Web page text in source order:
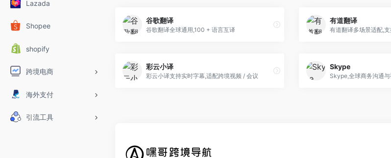
Lazada
Shopee
shopify
跨境电商
海外支付
引流工具
谷歌翻译
谷歌翻译全球通用,100 + 语言互译
有道翻译
有道翻译多场景适配,
彩云小译
彩云小译支持实时字幕,适配跨境视频 / 会议
Skype
Skype,全球商务沟通